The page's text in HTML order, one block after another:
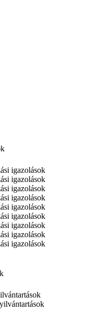
igazolások
igazolások
igazolások
igazolások
igazolások
igazolások
igazolások
igazolások
igazolások